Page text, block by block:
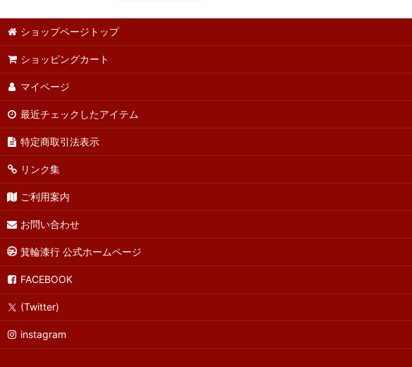
ショップページトップ
ショッピングカート
マイページ
最近チェックしたアイテム
特定商取引法表示
リンク集
ご利用案内
お問い合わせ
箕輪漆行 公式ホームページ
FACEBOOK
(Twitter)
instagram